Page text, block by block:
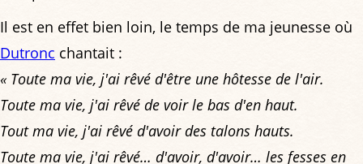
Il est en effet bien loin, le temps de ma jeunesse où
Dutronc chantait :
« Toute ma vie, j'ai rêvé d'être une hôtesse de l'air.
Toute ma vie, j'ai rêvé de voir le bas d'en haut.
Tout ma vie, j'ai rêvé d'avoir des talons hauts.
Toute ma vie, j'ai rêvé… d'avoir, d'avoir… les fesses en